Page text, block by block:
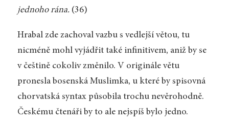
jednoho rána.(36)
Hrabal zde zachoval vazbu s vedlejší větou, tu
nicméně mohl vyjádřit také infinitivem, aniž by se
v češtině cokoliv změnilo. V originále větu
pronesla bosenská Muslimka, u které by spisovná
chorvatská syntax působila trochu nevěrohodně.
Českému čtenáři by to ale nejspíš bylo jedno.